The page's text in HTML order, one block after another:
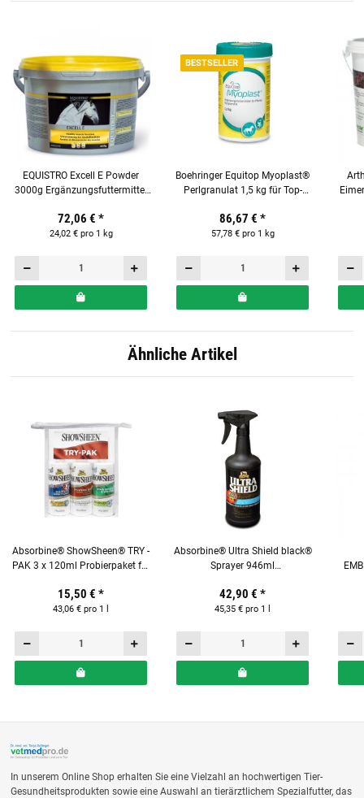
EQUISTRO Excell E Powder
3000g Ergänzungsfuttermittel
72,06 € *
24,02 € pro 1 kg
BESTSELLER
Boehringer Equitop Myoplast®
Perlgranulat 1,5 kg für Top-
86,67 € *
57,78 € pro 1 kg
Ähnliche Artikel
Absorbine® ShowSheen® TRY -
PAK 3 x 120ml Probierpaket für
15,50 € *
43,06 € pro 1 l
Absorbine® Ultra Shield black®
Sprayer 946ml
42,90 € *
45,35 € pro 1 l
In unserem Online Shop erhalten Sie eine Vielzahl an hochwertigen Tier-
Gesundheitsprodukten sowie eine Auswahl an tierärztlichem Spezialfutter, das